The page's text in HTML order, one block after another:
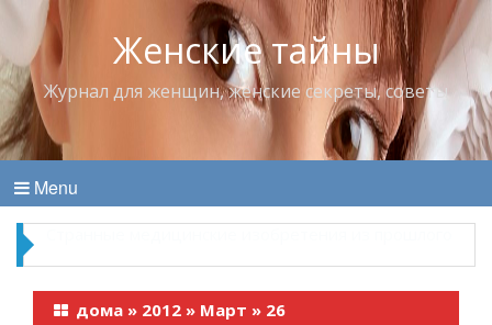
Женские тайны
Журнал для женщин, женские секреты, советы
Menu
дома » 2012 » Март » 26